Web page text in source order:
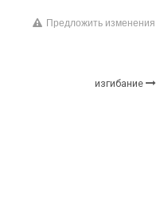
Предложить изменения
изгибание